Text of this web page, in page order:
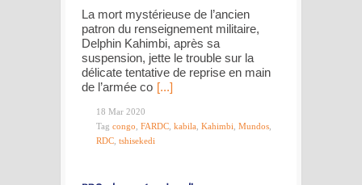
La mort mystérieuse de l’ancien
patron du renseignement militaire,
Delphin Kahimbi, après sa
suspension, jette le trouble sur la
délicate tentative de reprise en main
de l’armée co [...]
18 Mar 2020
Tag congo, FARDC, kabila, Kahimbi, Mundos,
RDC, tshisekedi